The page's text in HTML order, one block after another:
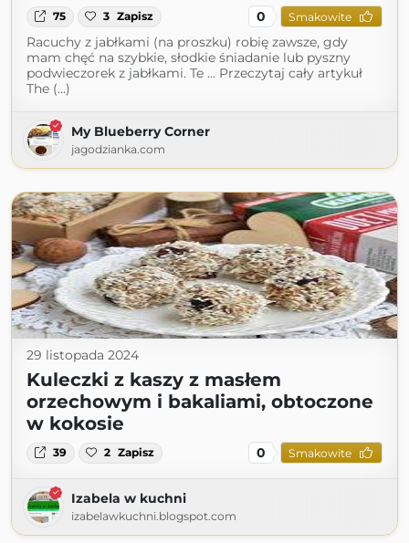
75 3 Zapisz 0 Smakowite
Racuchy z jabłkami (na proszku) robię zawsze, gdy
mam chęć na szybkie, słodkie śniadanie lub pyszny
podwieczorek z jabłkami. Te … Przeczytaj cały artykuł
The (...)
My Blueberry Corner
jagodzianka.com
29 listopada 2024
Kuleczki z kaszy z masłem
orzechowym i bakaliami, obtoczone
w kokosie
39 2 Zapisz 0 Smakowite
Izabela w kuchni
izabelawkuchni.blogspot.com